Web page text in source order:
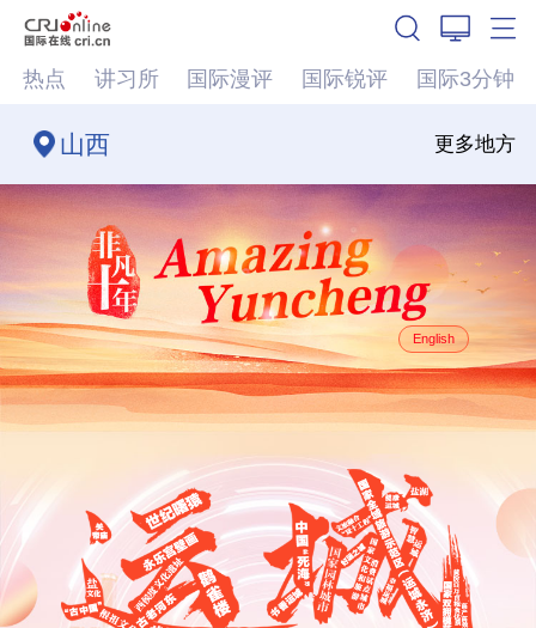
热点 讲习所 国际漫评 国际锐评 国际3分钟
山西 更多地方
English